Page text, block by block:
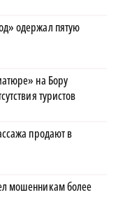
одержал пятую
на Бору
туристов
продают в
мошенникам более